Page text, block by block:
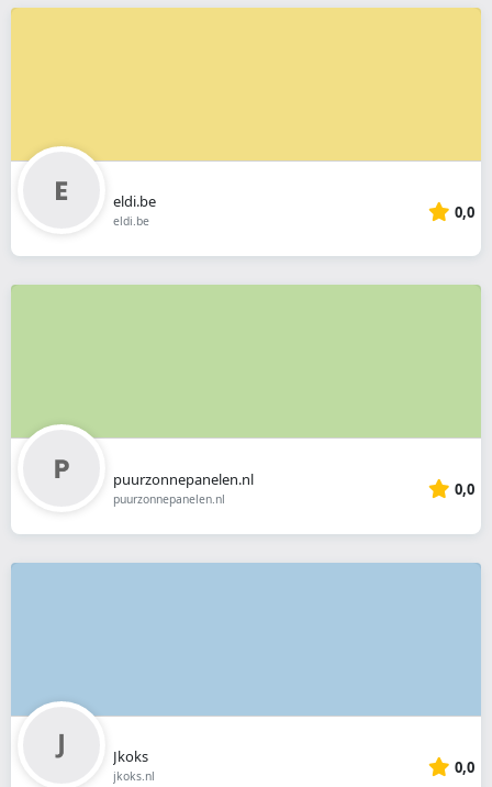
eldi.be
eldi.be 0,0
puurzonnepanelen.nl
puurzonnepanelen.nl 0,0
Jkoks
jkoks.nl 0,0